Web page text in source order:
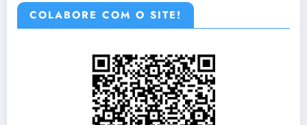
COLABORE COM O SITE!